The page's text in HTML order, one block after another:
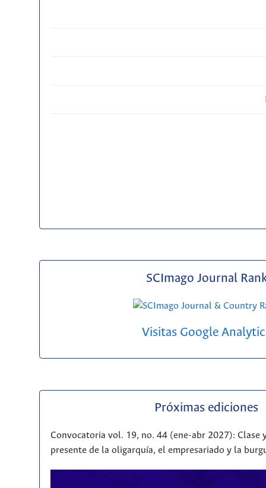
SCImago Journal
Visitas Google
Próximas ediciones
Convocatoria vol. 19, no. 44 (ene-abr 2027): Clase
presente de la oligarquía, el empresariado y la